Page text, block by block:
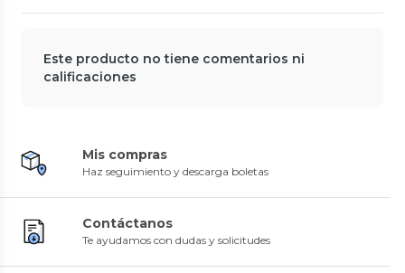
Este producto no tiene comentarios ni
calificaciones
Mis compras
Haz seguimiento y descarga boletas
Contáctanos
Te ayudamos con dudas y solicitudes